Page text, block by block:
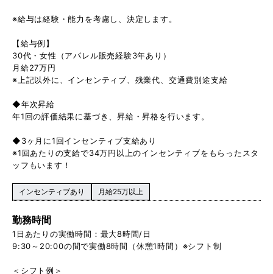
※給与は経験・能力を考慮し、決定します。
【給与例】
30代・女性（アパレル販売経験3年あり）
月給27万円
※上記以外に、インセンティブ、残業代、交通費別途支給
◆年次昇給
年1回の評価結果に基づき、昇給・昇格を行います。
◆3ヶ月に1回インセンティブ支給あり
※1回あたりの支給で34万円以上のインセンティブをもらったスタ
ッフもいます！
インセンティブあり 月給25万以上
勤務時間
1日あたりの実働時間：最大8時間/日
9:30～20:00の間で実働8時間（休憩1時間）※シフト制
＜シフト例＞